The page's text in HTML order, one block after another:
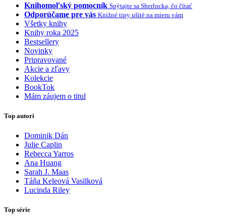
Knihomoľský pomocník Spýtajte sa Sherlocka, čo čítať
Odporúčame pre vás Knižné tipy ušité na mieru vám
Všetky knihy
Knihy roka 2025
Bestsellery
Novinky
Pripravované
Akcie a zľavy
Kolekcie
BookTok
Mám záujem o titul
Top autori
Dominik Dán
Julie Caplin
Rebecca Yarros
Ana Huang
Sarah J. Maas
Táňa Keleová Vasilková
Lucinda Riley
Top série